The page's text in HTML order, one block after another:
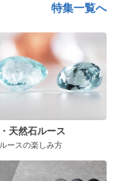
特集一覧へ
天然石ルース
ースの楽しみ方